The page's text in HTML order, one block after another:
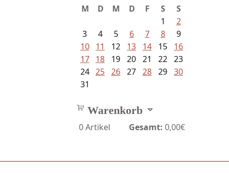
M D M D F S
S
1
2
3
4 5 6 7 8
9
10
11 12 13 14 15
16
17
18 19 20 21 22 23
24 25 26 27 28 29 30
31
Warenkorb
0Artikel Gesamt: 0,00€